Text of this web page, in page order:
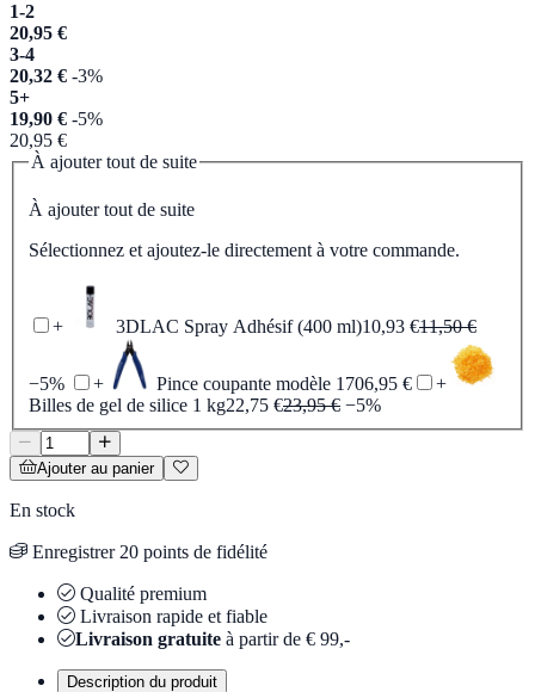
1-2
20,95 €
3-4
20,32 € -3%
5+
19,90 € -5%
20,95 €
À ajouter tout de suite
À ajouter tout de suite
Sélectionnez et ajoutez-le directement à votre commande.
+ 3DLAC Spray Adhésif (400 ml)10,93 €11,50 €
−5% + Pince coupante modèle 1706,95 €
+
Billes de gel de silice 1 kg22,75 €23,95 € −5%
Ajouter au panier
En stock
Enregistrer 20 points de fidélité
Qualité premium
Livraison rapide et fiable
Livraison gratuite à partir de € 99,-
Description du produit